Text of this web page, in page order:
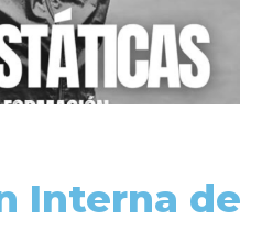
Interna de